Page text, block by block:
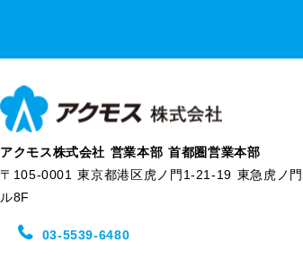
アクモス株式会社 営業本部 首都圏営業本部
〒105-0001 東京都港区虎ノ門1-21-19 東急虎ノ
ル8F
03-5539-6480